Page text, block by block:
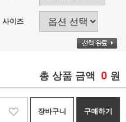
사이즈
총 상품 금액 0 원
장바구니 구매하기